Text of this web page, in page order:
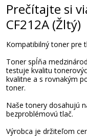
HP
Prečítajte si
CF212A (Žltý)
Kompatibilný toner pre
Toner spĺňa
testuje kvalitu
kvalitne a s rovnakým
toner.
Naše tonery dosahujú
bezproblémovú tlač.
Výrobca je držiteľom